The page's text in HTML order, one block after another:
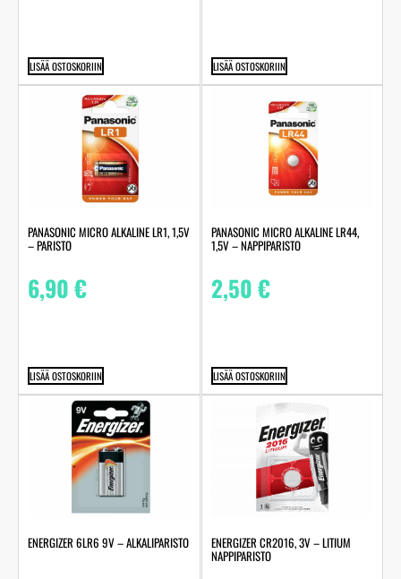
LISÄÄ OSTOSKORIIN LISÄÄ OSTOSKORIIN
PANASONIC MICRO ALKALINE LR1, 1,5V
– PARISTO
6,90€
LISÄÄ OSTOSKORIIN
PANASONIC MICRO ALKALINE LR44,
1,5V – NAPPIPARISTO
2,50€
LISÄÄ OSTOSKORIIN
ENERGIZER 6LR6 9V – ALKALIPARISTO ENERGIZER CR2016, 3V – LITIUM
NAPPIPARISTO